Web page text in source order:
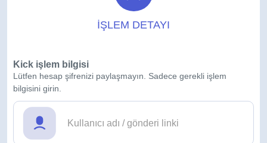
İŞLEM DETAYI
Kick işlem bilgisi
Lütfen hesap şifrenizi paylaşmayın. Sadece gerekli işlem
bilgisini girin.